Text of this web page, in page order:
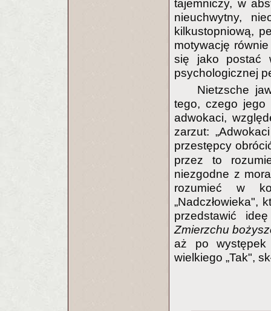
tajemniczy, w
nieuchwytny,
kilkustopniową,
motywację
się jako postać
psychologicznej
Nietzsche
tego, czego jego
adwokaci,
zarzut:
przestępcy
przez to
niezgodne z
rozumieć w
„Nadczłowieka",
przedstawić
Zmierzchu
aż po występek
wielkiego „Tak",